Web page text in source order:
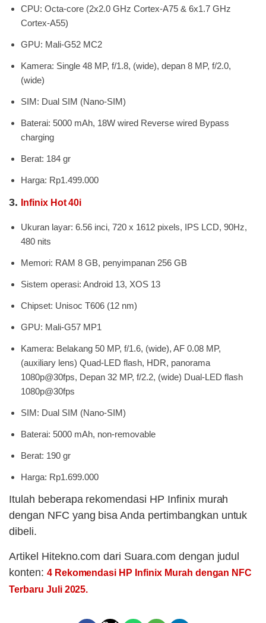
CPU: Octa-core (2x2.0 GHz Cortex-A75 & 6x1.7 GHz
Cortex-A55)
GPU: Mali-G52 MC2
Kamera: Single 48 MP, f/1.8, (wide), depan 8 MP, f/2.0,
(wide)
SIM: Dual SIM (Nano-SIM)
Baterai: 5000 mAh, 18W wired Reverse wired Bypass
charging
Berat: 184 gr
Harga: Rp1.499.000
3. Infinix Hot 40i
Ukuran layar: 6.56 inci, 720 x 1612 pixels, IPS LCD, 90Hz,
480 nits
Memori: RAM 8 GB, penyimpanan 256 GB
Sistem operasi: Android 13, XOS 13
Chipset: Unisoc T606 (12 nm)
GPU: Mali-G57 MP1
Kamera: Belakang 50 MP, f/1.6, (wide), AF 0.08 MP,
(auxiliary lens) Quad-LED flash, HDR, panorama
1080p@30fps, Depan 32 MP, f/2.2, (wide) Dual-LED flash
1080p@30fps
SIM: Dual SIM (Nano-SIM)
Baterai: 5000 mAh, non-removable
Berat: 190 gr
Harga: Rp1.699.000
Itulah beberapa rekomendasi HP Infinix murah
dengan NFC yang bisa Anda pertimbangkan untuk
dibeli.
Artikel Hitekno.com dari Suara.com dengan judul
konten: 4 Rekomendasi HP Infinix Murah dengan NFC
Terbaru Juli 2025.